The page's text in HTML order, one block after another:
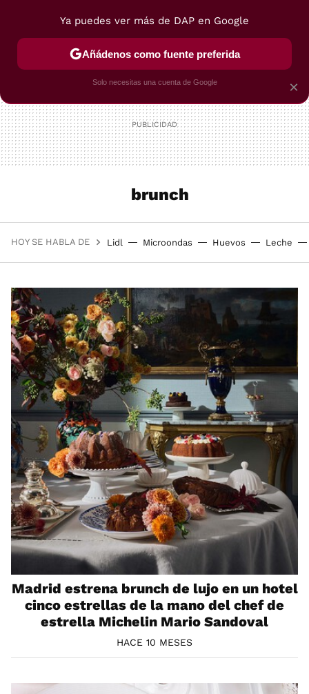
POSTRES VIAJES SELECCIÓN VEGUI
brunch
HOY SE HABLA DE Lidl Microondas Huevos Leche
Madrid estrena brunch de lujo en un hotel
cinco estrellas de la mano del chef de
estrella Michelin Mario Sandoval
HACE 10 MESES
×
Ya puedes ver más de DAP en Google
Añádenos como fuente preferida
Solo necesitas una cuenta de Google